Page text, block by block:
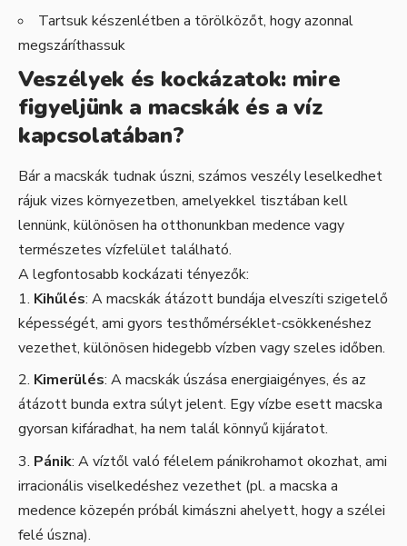
Tartsuk készenlétben a törölközőt, hogy azonnal
megszáríthassuk
Veszélyek és kockázatok: mire
figyeljünk a macskák és a víz
kapcsolatában?
Bár a macskák tudnak úszni, számos veszély leselkedhet
rájuk vizes környezetben, amelyekkel tisztában kell
lennünk, különösen ha otthonunkban medence vagy
természetes vízfelület található.
A legfontosabb kockázati tényezők:
Kihűlés: A macskák átázott bundája elveszíti szigetelő
képességét, ami gyors testhőmérséklet-csökkenéshez
vezethet, különösen hidegebb vízben vagy szeles időben.
Kimerülés: A macskák úszása energiaigényes, és az
átázott bunda extra súlyt jelent. Egy vízbe esett macska
gyorsan kifáradhat, ha nem talál könnyű kijáratot.
Pánik: A víztől való félelem pánikrohamot okozhat, ami
irracionális viselkedéshez vezethet (pl. a macska a
medence közepén próbál kimászni ahelyett, hogy a szélei
felé úszna).